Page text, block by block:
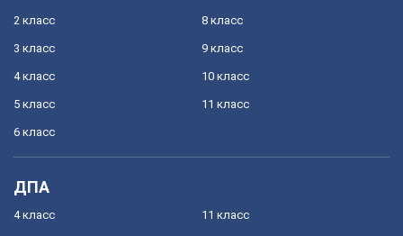
2 класс
3 класс
4 класс
5 класс
6 класс
8 класс
9 класс
10 класс
11 класс
ДПА
4 класс 11 класс